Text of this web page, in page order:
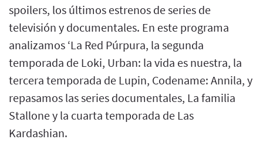
spoilers, los últimos estrenos de series de
televisión y documentales. En este programa
analizamos ‘La Red Púrpura, la segunda
temporada de Loki, Urban: la vida es nuestra, la
tercera temporada de Lupin, Codename: Annila, y
repasamos las series documentales, La familia
Stallone y la cuarta temporada de Las
Kardashian.